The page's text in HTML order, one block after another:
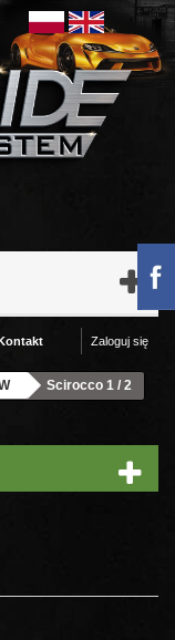
Zaloguj się
Kontakt
Scirocco 1 / 2